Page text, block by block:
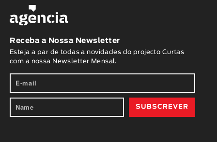
Receba a Nossa Newsletter
Esteja a par de todas a novidades do projecto Curtas
com a nossa Newsletter Mensal.